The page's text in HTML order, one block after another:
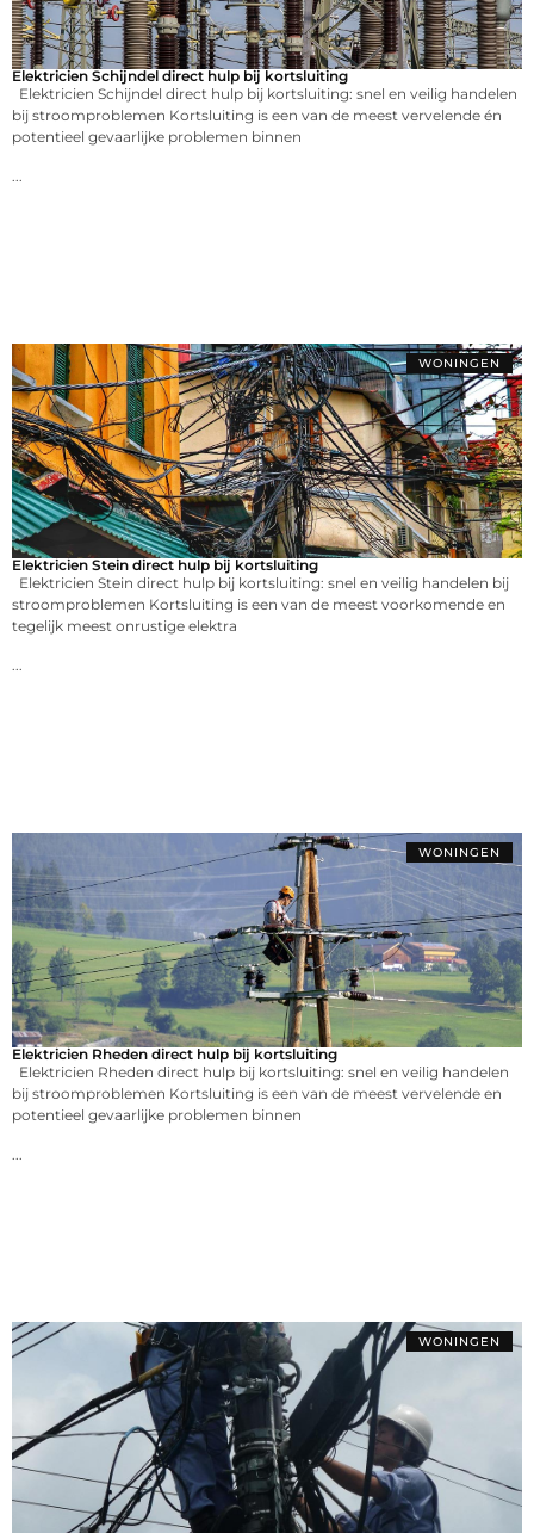
Elektricien Schijndel direct hulp bij kortsluiting
Elektricien Schijndel direct hulp bij kortsluiting: snel en veilig handelen
bij stroomproblemen Kortsluiting is een van de meest vervelende én
potentieel gevaarlijke problemen binnen
WONINGEN
Elektricien Stein direct hulp bij kortsluiting
Elektricien Stein direct hulp bij kortsluiting: snel en veilig handelen bij
stroomproblemen Kortsluiting is een van de meest voorkomende en
tegelijk meest onrustige elektra
WONINGEN
Elektricien Rheden direct hulp bij kortsluiting
Elektricien Rheden direct hulp bij kortsluiting: snel en veilig handelen
bij stroomproblemen Kortsluiting is een van de meest vervelende en
potentieel gevaarlijke problemen binnen
WONINGEN